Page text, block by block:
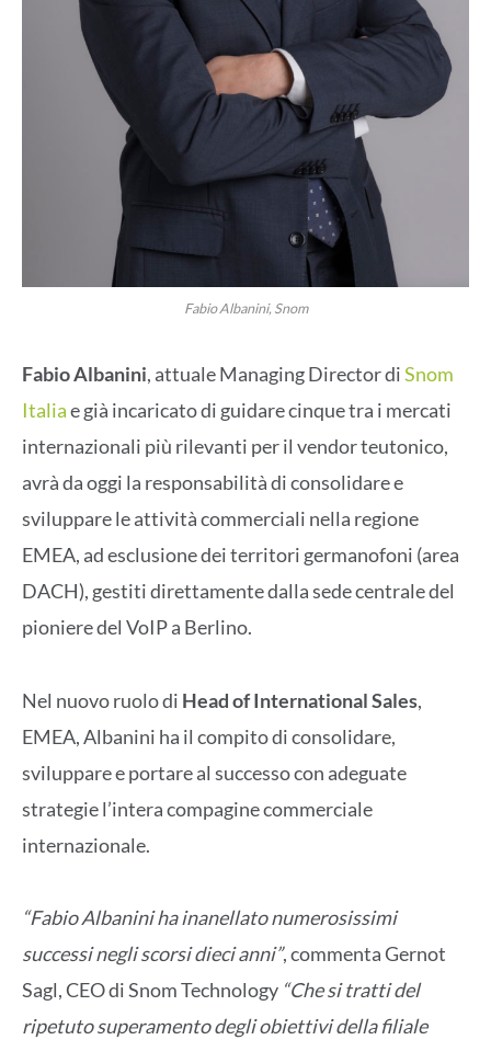
Fabio Albanini, Snom
Fabio Albanini, attuale Managing Director diSnom
Italiae già incaricato di guidare cinque tra i mercati
internazionali più rilevanti per il vendor teutonico,
avrà da oggi la responsabilità di consolidare e
sviluppare le attività commerciali nella regione
EMEA, ad esclusione dei territori germanofoni (area
DACH), gestiti direttamente dalla sede centrale del
pioniere del VoIP a Berlino.
Nel nuovo ruolo di Head of International Sales,
EMEA, Albanini ha il compito di consolidare,
sviluppare e portare al successo con adeguate
strategie l’intera compagine commerciale
internazionale.
“Fabio Albanini ha inanellato numerosissimi
successi negli scorsi dieci anni”, commenta Gernot
Sagl, CEO di Snom Technology “Che si tratti del
ripetuto superamento degli obiettivi della filiale